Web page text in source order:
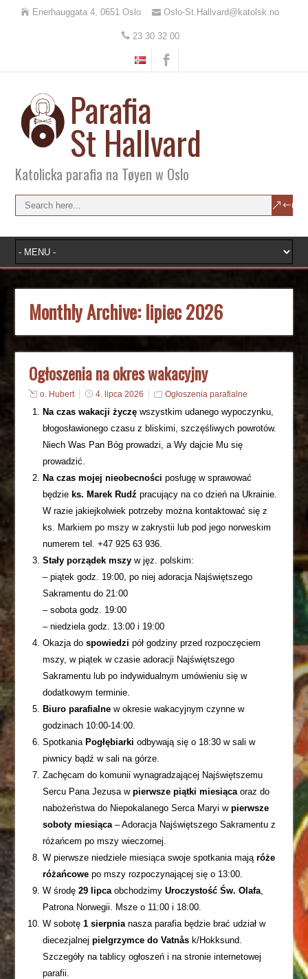
Enerhauggata 4, 0651 Oslo Oslo-St.Hallvard@katolsk.no
23 30 32 00
Parafia
St Hallvard
Katolicka parafia na Tøyen w Oslo
Monthly Archive: lipiec 2026
Ogłoszenia na okres wakacyjny
o. Hubert 4. lipca 2026 Ogłoszenia parafialne
Na czas wakacji życzę wszystkim udanego wypoczynku,
błogosławionego czasu z bliskimi, szczęśliwych powrotów.
Niech Was Pan Bóg prowadzi, a Wy dajcie Mu się
prowadzić.
Na czas mojej nieobecności posługę w sprawować
będzie ks. Marek Rudź pracujący na co dzień na Ukrainie.
W razie jakiejkolwiek potrzeby można kontaktować się z
ks. Markiem po mszy w zakrystii lub pod jego norweskim
numerem tel. +47 925 63 936.
Stały porządek mszy w jęz. polskim:
– piątek godz. 19:00, po niej adoracja Najświętszego
Sakramentu do 21:00
– sobota godz. 19:00
– niedziela godz. 13:00 i 19:00
Okazja dospowiedzi pół godziny przed rozpoczęciem
mszy, w piątek w czasie adoracji Najświętszego
Sakramentu lub po indywidualnym umówieniu się w
dodatkowym terminie.
Biuro parafialne w okresie wakacyjnym czynne w
godzinach 10:00-14:00.
Spotkania Pogłębiarki odbywają się o 18:30 w sali w
piwnicy bądź w sali na górze.
Zachęcam do komunii wynagradzającej Najświętszemu
Sercu Pana Jezusa wpierwsze piątki miesiącaoraz do
nabożeństwa do Niepokalanego Serca Maryi wpierwsze
soboty miesiąca– Adoracja Najświętszego Sakramentu z
różańcem po mszy wieczornej.
W pierwsze niedziele miesiąca swoje spotkania mająróże
różańcowe po mszy rozpoczynającej się o 13:00.
W środę29 lipcaobchodzimyUroczystość Św. Olafa,
Patrona Norwegii. Msze o 11:00 i 18:00.
W sobotę1 sierpnianasza parafia będzie brać udział w
diecezjalnejpielgrzymce do Vatnås k/Hokksund.
Szczegóły na tablicy ogłoszeń i na stronie internetowej
parafii.